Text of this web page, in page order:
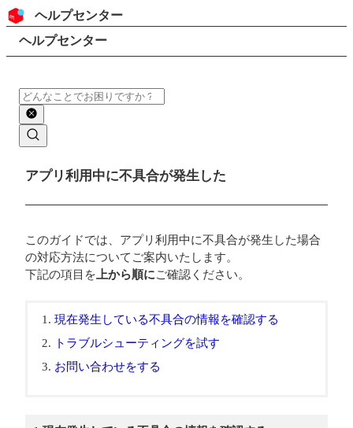
コンテンツにスキップ
ヘッダー
ヘルプセンター
検索
パンくずリスト
ヘルプセンター
検索
メインコンテンツ
アプリ利用中に不具合が発生した
このガイドでは、アプリ利用中に不具合が発生した場合
の対応方法についてご案内いたします。
下記の項目を 上から順にご確認ください。
現在発生している不具合の情報を確認する
トラブルシューティングを試す
お問い合わせをする